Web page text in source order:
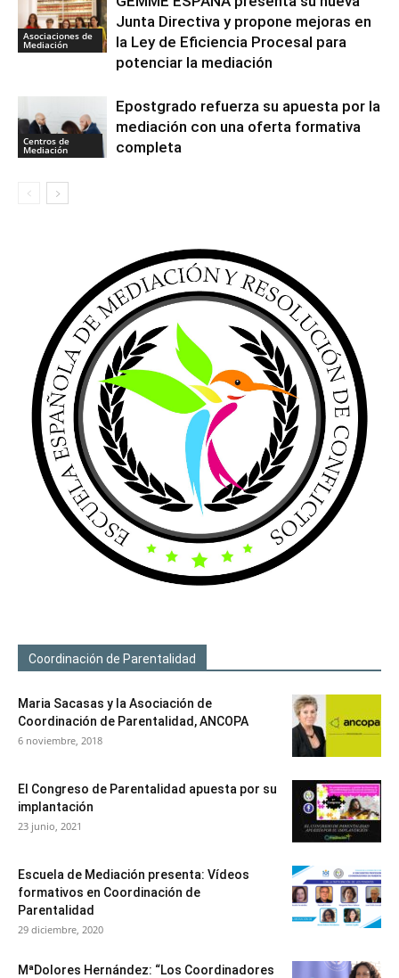
Asociaciones de
Mediación
Junta Directiva y propone mejoras en
la Ley de Eficiencia Procesal para
potenciar la mediación
Centros de
Mediación
Epostgrado refuerza su apuesta por la
mediación con una oferta formativa
completa
Coordinación de Parentalidad
Maria Sacasas y la Asociación de
Coordinación de Parentalidad, ANCOPA
6 noviembre, 2018
El Congreso de Parentalidad apuesta por su
implantación
23 junio, 2021
Escuela de Mediación presenta: Vídeos
formativos en Coordinación de
Parentalidad
29 diciembre, 2020
MªDolores Hernández: “Los Coordinadores